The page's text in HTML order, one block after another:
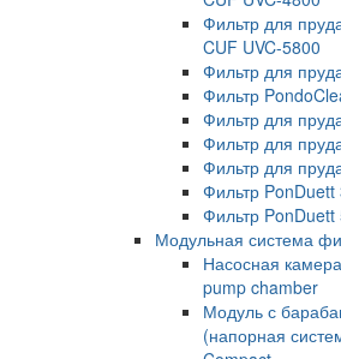
Фильтр для
CUF UVC-5800
Фильтр для
Фильтр
Фильтр для
Фильтр для
Фильтр для
Фильтр PonDuett
Фильтр PonDuett
Модульная система
Насосная
pump chamber
Модуль с
(напорная